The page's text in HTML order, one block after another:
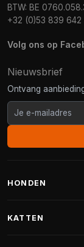
BTW: BE
+32 (0)53 839 642
Volg ons op
Nieuwsbrief
Ontvang
HONDEN
KATTEN